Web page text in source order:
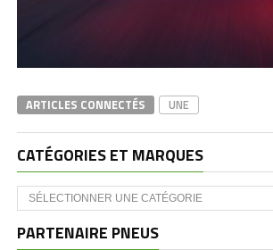
ARTICLES CONNECTÉS UNE
CATÉGORIES ET MARQUES
Catégories
et
PARTENAIRE PNEUS